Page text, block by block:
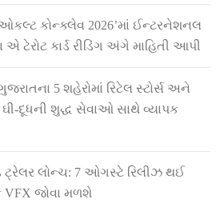
કોન્ક્લેવ 2026’માં ઈન્ટરનેશનલ
એ ટેરોટ કાર્ડ રીડિંગ અંગે માહિતી આપી
5 શહેરોમાં રિટેલ સ્ટોર્સ અને
ઘી-દૂધની શુદ્ધ સેવાઓ સાથે વ્યાપક
ટ્રેલર લોન્ચ: 7 ઓગસ્ટે રિલીઝ થઈ
VFX જોવા મળશે